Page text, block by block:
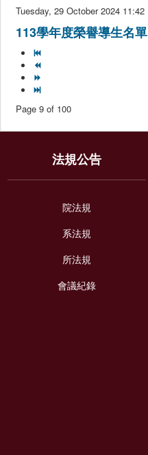
Tuesday, 29 October 2024 11:42
113學年度榮譽導生名單
Page 9 of 100
法規公告
院法規
系法規
所法規
會議紀錄